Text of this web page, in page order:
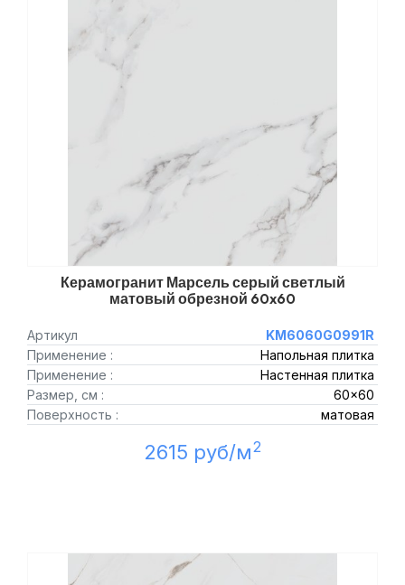
Керамогранит Марсель серый светлый
матовый обрезной 60x60
Артикул
KM6060G0991R
Применение :
Напольная плитка
Применение :
Настенная плитка
Размер, см :
60x60
Поверхность :
матовая
2615 руб/м2